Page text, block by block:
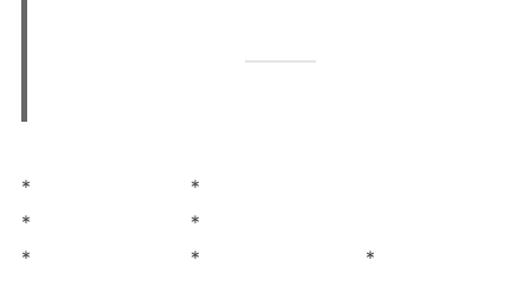
* *
* *
* * *